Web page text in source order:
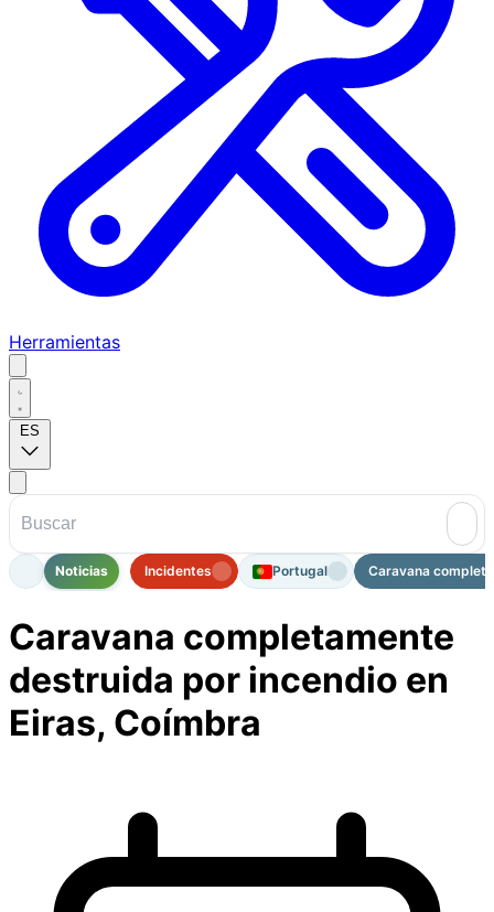
Herramientas
ES
Noticias Incidentes Portugal Caravana
Caravana completamente
destruida por incendio en
Eiras, Coímbra